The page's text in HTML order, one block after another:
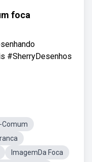
foca
#SherryDesenhos
Comum
ImagemDa Foca